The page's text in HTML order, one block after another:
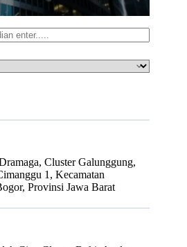
Cluster Galunggung,
1, Kecamatan
Provinsi Jawa Barat